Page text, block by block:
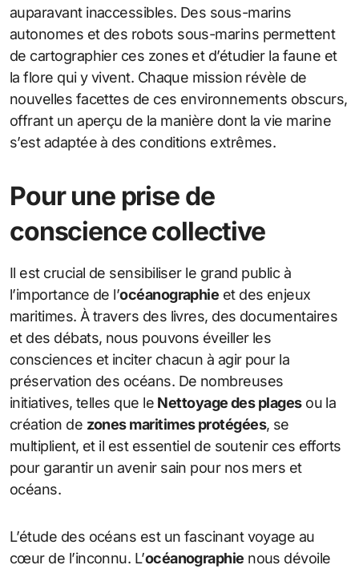
auparavant inaccessibles. Des sous-marins
autonomes et des robots sous-marins permettent
de cartographier ces zones et d’étudier la faune et
la flore qui y vivent. Chaque mission révèle de
nouvelles facettes de ces environnements obscurs,
offrant un aperçu de la manière dont la vie marine
s’est adaptée à des conditions extrêmes.
Pour une prise de
conscience collective
Il est crucial de sensibiliser le grand public à
l’importance de l’océanographie et des enjeux
maritimes. À travers des livres, des documentaires
et des débats, nous pouvons éveiller les
consciences et inciter chacun à agir pour la
préservation des océans. De nombreuses
initiatives, telles que le Nettoyage des plagesou la
création de zones maritimes protégées, se
multiplient, et il est essentiel de soutenir ces efforts
pour garantir un avenir sain pour nos mers et
océans.
L’étude des océans est un fascinant voyage au
cœur de l’inconnu. L’océanographie nous dévoile